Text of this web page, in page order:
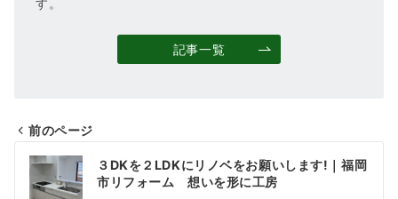
す。
記事一覧
投
稿
前のページ
３DKを２LDKにリノベをお願いします!｜福岡
市リフォーム 想いを形に工房